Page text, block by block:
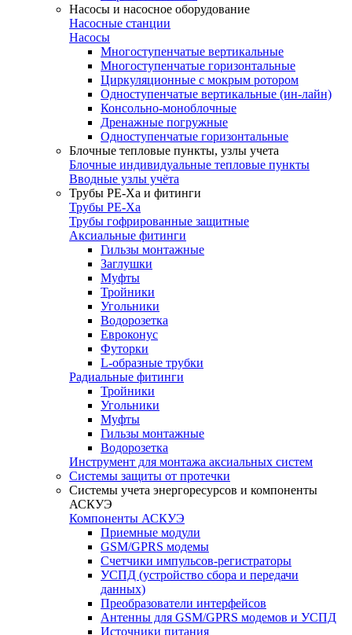
Насосы и насосное оборудование
Насосные станции
Насосы
Многоступенчатые вертикальные
Многоступенчатые горизонтальные
Циркуляционные с мокрым ротором
Одноступенчатые вертикальные (ин-лайн)
Консольно-моноблочные
Дренажные погружные
Одноступенчатые горизонтальные
Блочные тепловые пункты, узлы учета
Блочные индивидуальные тепловые пункты
Вводные узлы учёта
Трубы РЕ-Ха и фитинги
Трубы РЕ-Ха
Трубы гофрированные защитные
Аксиальные фитинги
Гильзы монтажные
Заглушки
Муфты
Тройники
Угольники
Водорозетка
Евроконус
Футорки
L-образные трубки
Радиальные фитинги
Тройники
Угольники
Муфты
Гильзы монтажные
Водорозетка
Инструмент для монтажа аксиальных систем
Системы защиты от протечки
Системы учета энергоресурсов и компоненты
АСКУЭ
Компоненты АСКУЭ
Приемные модули
GSM/GPRS модемы
Счетчики импульсов-регистраторы
УСПД (устройство сбора и передачи
данных)
Преобразователи интерфейсов
Антенны для GSM/GPRS модемов и УСПД
Источники питания